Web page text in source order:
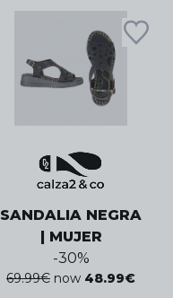
SANDALIA NEGRA
| MUJER
-30%
69.99€ now 48.99€